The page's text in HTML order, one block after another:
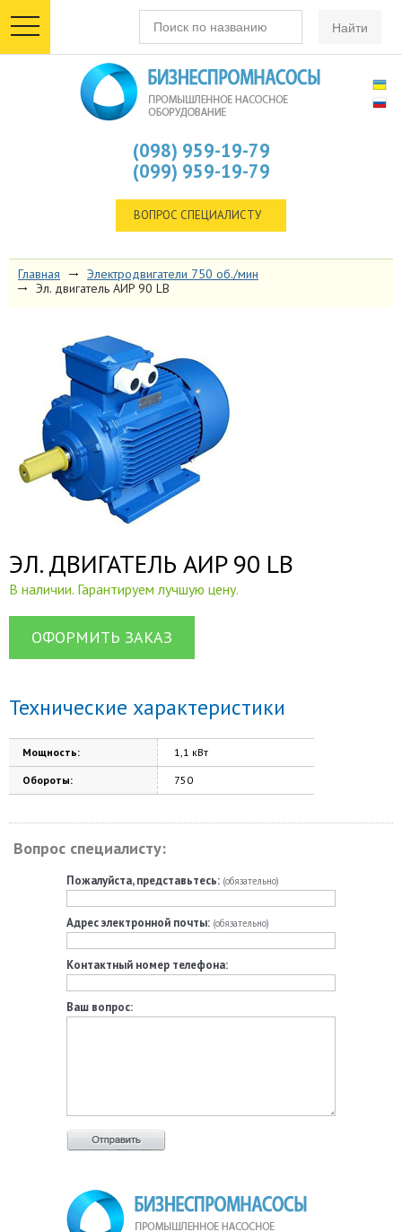
toggle
navigation
(098) 959-19-79
(099) 959-19-79
ВОПРОС СПЕЦИАЛИСТУ
Главная
Электродвигатели 750 об./мин
Эл. двигатель AИP 90 LB
ЭЛ. ДВИГАТЕЛЬ AИP 90 LB
В наличии. Гарантируем лучшую цену.
ОФОРМИТЬ ЗАКАЗ
Технические характеристики
Мощность: 1,1 кВт
Обороты: 750
Вопрос специалисту:
Пожалуйста, представьтесь: (обязательно)
Адрес электронной почты: (обязательно)
Контактный номер телефона:
Ваш вопрос: